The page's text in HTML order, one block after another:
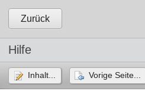
Zurück
Hilfe
Inhalt... Vorige Seite...